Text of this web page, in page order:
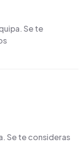
Se te
Se te consideras